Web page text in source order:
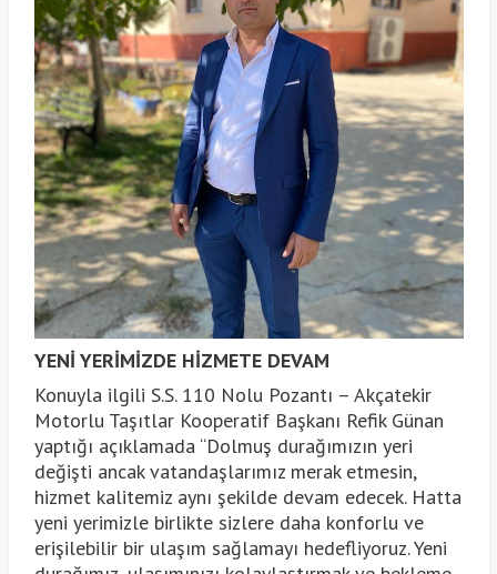
YENİ YERİMİZDE HİZMETE DEVAM
Konuyla ilgili S.S. 110 Nolu Pozantı – Akçatekir
Motorlu Taşıtlar Kooperatif Başkanı Refik Günan
yaptığı açıklamada “Dolmuş durağımızın yeri
değişti ancak vatandaşlarımız merak etmesin,
hizmet kalitemiz aynı şekilde devam edecek. Hatta
yeni yerimizle birlikte sizlere daha konforlu ve
erişilebilir bir ulaşım sağlamayı hedefliyoruz. Yeni